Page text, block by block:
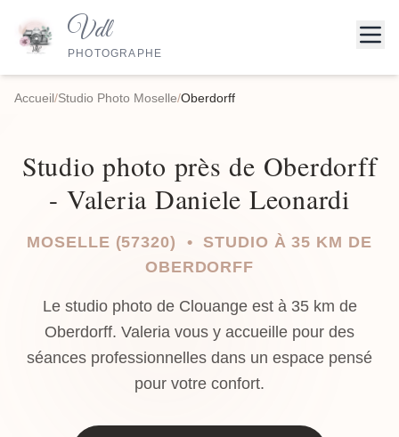
Vdl
PHOTOGRAPHE
Accueil/Studio Photo Moselle/Oberdorff
Studio photo près de Oberdorff
- Valeria Daniele Leonardi
MOSELLE (57320) • STUDIO À 35 KM DE
OBERDORFF
Le studio photo de Clouange est à 35 km de
Oberdorff. Valeria vous y accueille pour des
séances professionnelles dans un espace pensé
pour votre confort.